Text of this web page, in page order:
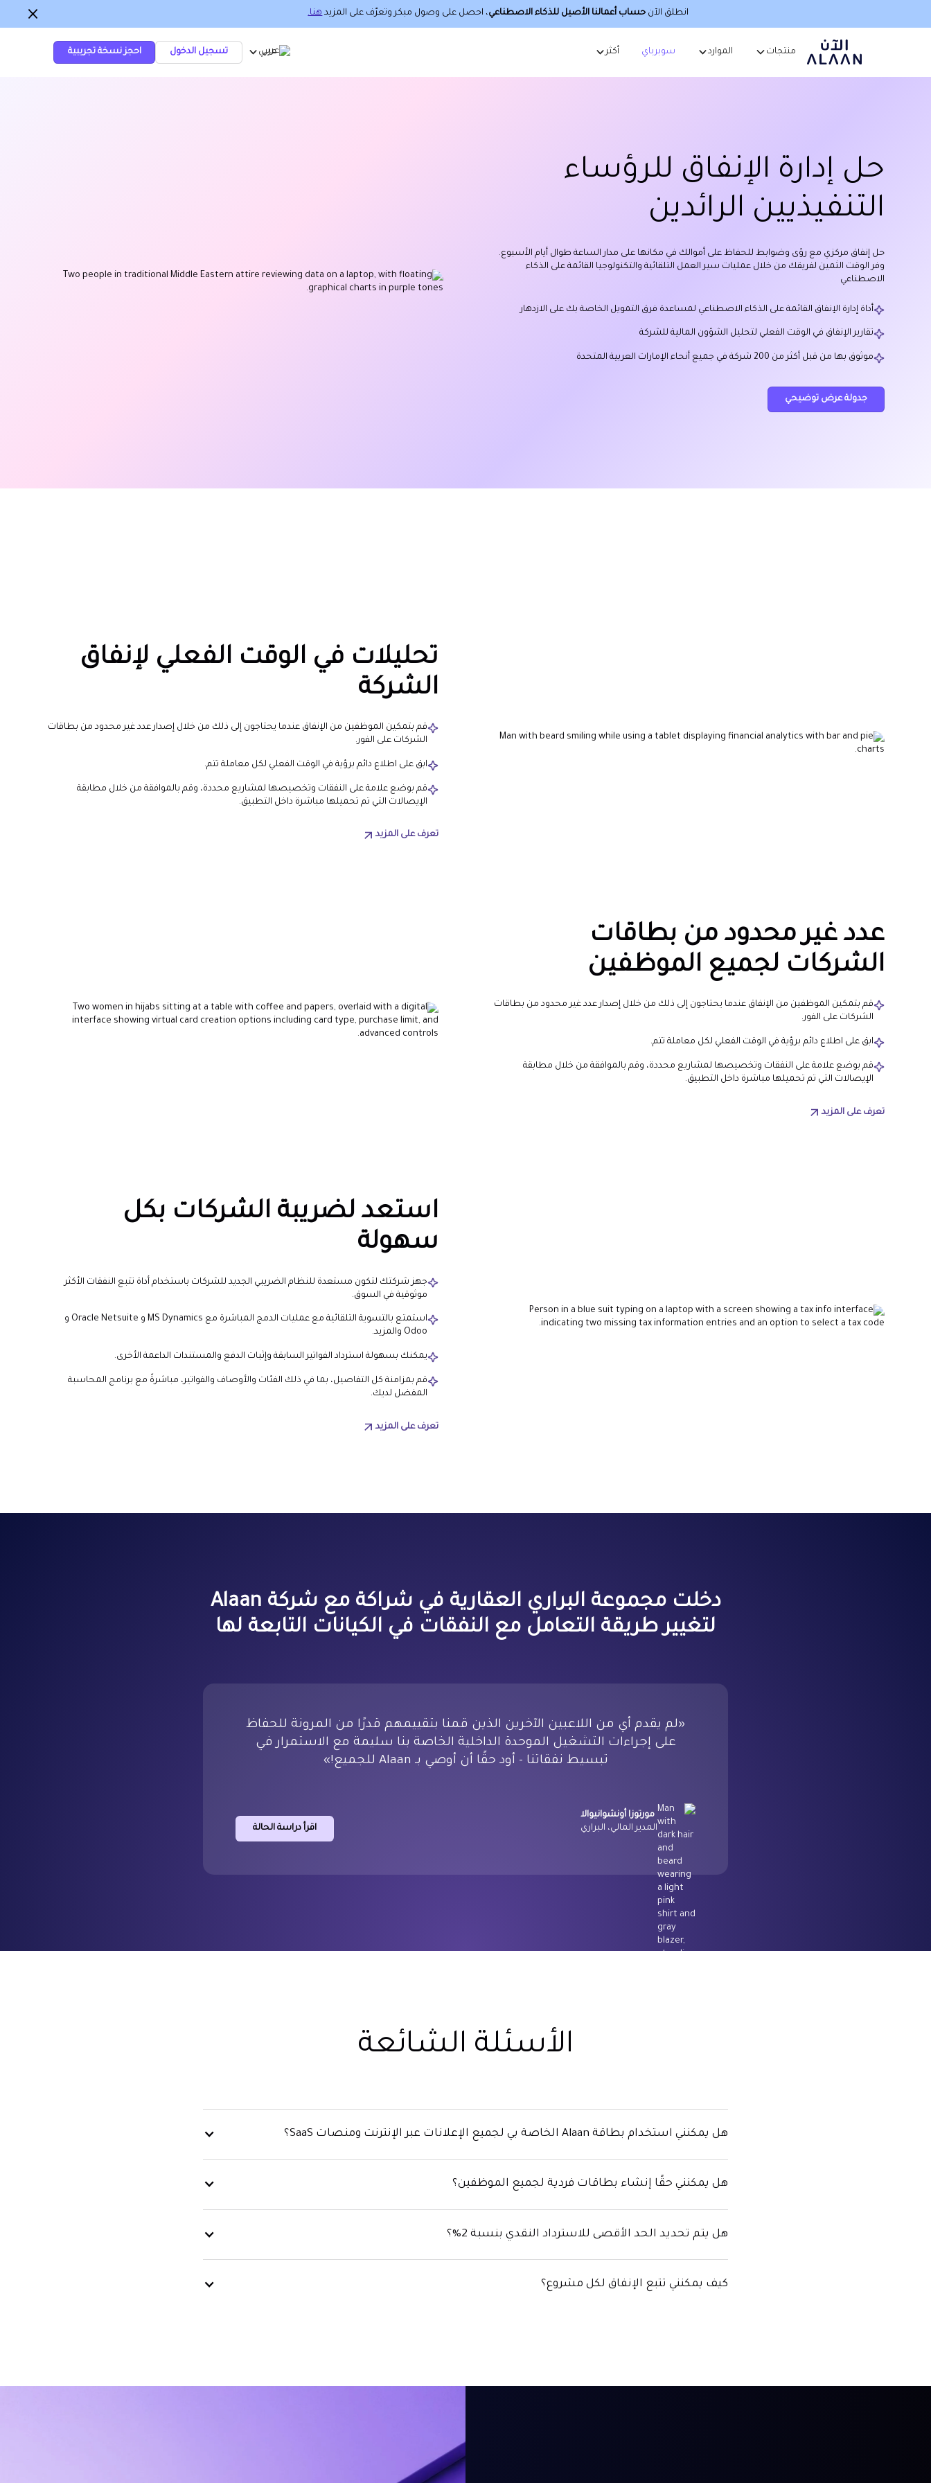
انطلق الآن حساب أعمالنا الأصيل للذكاء الاصطناعي، احصل على وصول مبكر وتعرّف على المزيدهنا.
عربي تسجيل الدخول احجز نسخة تجريبية منتجات الموارد سوبرباي أكثر
حل إدارة الإنفاق للرؤساء
التنفيذيين الرائدين
حل إنفاق مركزي مع رؤى وضوابط للحفاظ على أموالك في مكانها على مدار الساعة طوال أيام الأسبوع.
وفر الوقت الثمين لفريقك من خلال عمليات سير العمل التلقائية والتكنولوجيا القائمة على الذكاء
الاصطناعي
أداة إدارة الإنفاق القائمة على الذكاء الاصطناعي لمساعدة فرق التمويل الخاصة بك على الازدهار
تقارير الإنفاق في الوقت الفعلي لتحليل الشؤون المالية للشركة
موثوق بها من قبل أكثر من 200 شركة في جميع أنحاء الإمارات العربية المتحدة
جدولة عرض توضيحي
تحليلات في الوقت الفعلي لإنفاق
الشركة
قم بتمكين الموظفين من الإنفاق عندما يحتاجون إلى ذلك من خلال إصدار عدد غير محدود من بطاقات
الشركات على الفور.
ابق على اطلاع دائم برؤية في الوقت الفعلي لكل معاملة تتم.
قم بوضع علامة على النفقات وتخصيصها لمشاريع محددة، وقم بالموافقة من خلال مطابقة
الإيصالات التي تم تحميلها مباشرة داخل التطبيق.
تعرف على المزيد
عدد غير محدود من بطاقات
الشركات لجميع الموظفين
قم بتمكين الموظفين من الإنفاق عندما يحتاجون إلى ذلك من خلال إصدار عدد غير محدود من بطاقات
الشركات على الفور.
ابق على اطلاع دائم برؤية في الوقت الفعلي لكل معاملة تتم.
قم بوضع علامة على النفقات وتخصيصها لمشاريع محددة، وقم بالموافقة من خلال مطابقة
الإيصالات التي تم تحميلها مباشرة داخل التطبيق.
تعرف على المزيد
استعد لضريبة الشركات بكل
سهولة
جهز شركتك لتكون مستعدة للنظام الضريبي الجديد للشركات باستخدام أداة تتبع النفقات الأكثر
موثوقية في السوق.
استمتع بالتسوية التلقائية مع عمليات الدمج المباشرة مع MS Dynamics و Oracle Netsuite و
Odoo والمزيد.
يمكنك بسهولة استرداد الفواتير السابقة وإثبات الدفع والمستندات الداعمة الأخرى.
قم بمزامنة كل التفاصيل، بما في ذلك الفئات والأوصاف والفواتير، مباشرةً مع برنامج المحاسبة
المفضل لديك.
تعرف على المزيد
دخلت مجموعة البراري العقارية في شراكة مع شركة Alaan
لتغيير طريقة التعامل مع النفقات في الكيانات التابعة لها
«لم يقدم أي من اللاعبين الآخرين الذين قمنا بتقييمهم قدرًا من المرونة للحفاظ
على إجراءات التشغيل الموحدة الداخلية الخاصة بنا سليمة مع الاستمرار في
تبسيط نفقاتنا - أود حقًا أن أوصي بـ Alaan للجميع!»
مورتوزا أونشوانيوالا
المدير المالي، البراري
اقرأ دراسة الحالة
الأسئلة الشائعة
هل يمكنني استخدام بطاقة Alaan الخاصة بي لجميع الإعلانات عبر الإنترنت ومنصات SaaS؟
هل يمكنني حقًا إنشاء بطاقات فردية لجميع الموظفين؟
هل يتم تحديد الحد الأقصى للاسترداد النقدي بنسبة 2%؟
كيف يمكنني تتبع الإنفاق لكل مشروع؟